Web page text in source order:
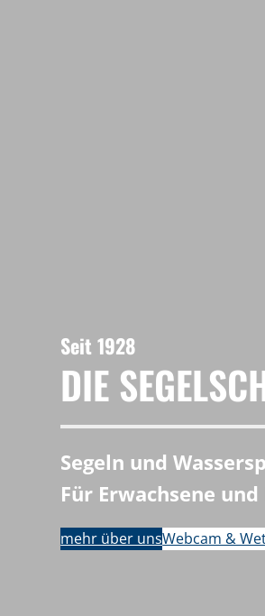
Seit 1928
DIE
Segeln und
Für Erwachsene
mehr über unsWebcam &